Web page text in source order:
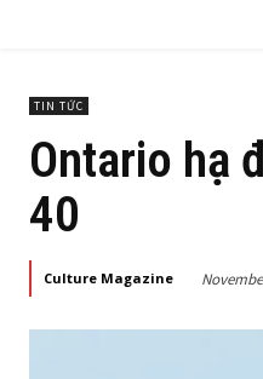
TIN TỨC
Ontario hạ
40
Culture Magazine